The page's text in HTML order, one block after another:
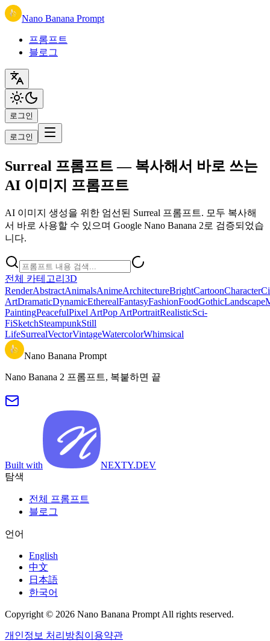
Nano Banana Prompt
프롬프트
블로그
로그인
로그인
Surreal 프롬프트 — 복사해서 바로 쓰는
AI 이미지 프롬프트
AI 이미지 생성을 위한 엄선된 Surreal 프롬프트. 모두 복사해
서 바로 사용할 수 있으며 Google Nano Banana 2로 검증되었습
니다.
전체 카테고리 3D
RenderAbstractAnimalsAnimeArchitectureBrightCartoonCharacter
ArtDramaticDynamicEtherealFantasyFashionFoodGothicLandscape
PaintingPeacefulPixel ArtPop ArtPortraitRealisticSci-
FiSketchSteampunkStill
LifeSurrealVectorVintageWatercolorWhimsical
Nano Banana Prompt
Nano Banana 2 프롬프트, 복붙하면 끝
Built with
NEXTY.DEV
탐색
전체 프롬프트
블로그
언어
English
中文
日本語
한국어
Copyright © 2026 Nano Banana Prompt All rights reserved.
개인정보 처리방침이용약관